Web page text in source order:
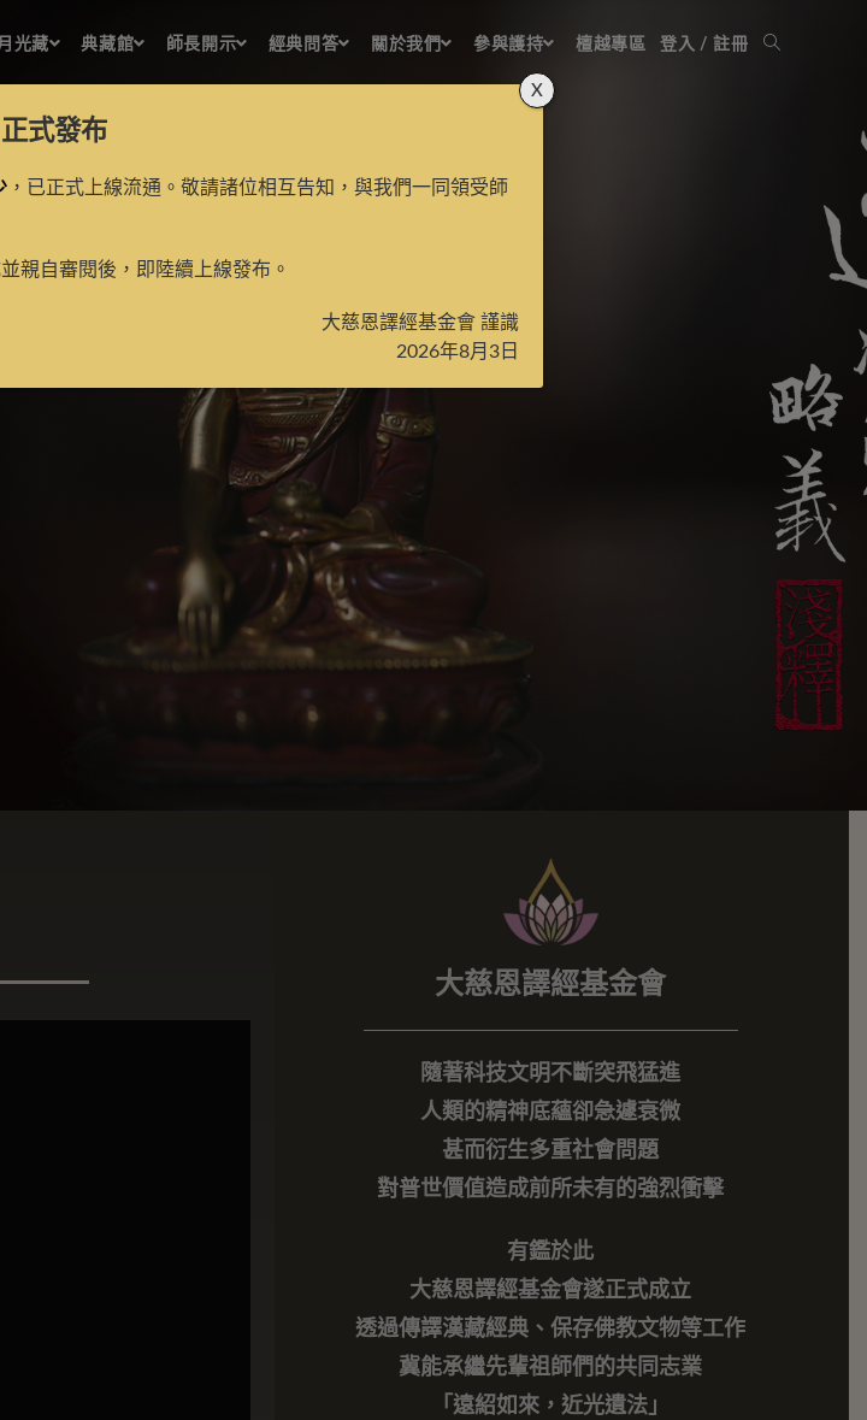
光藏 典藏館 師長開示 經典問答 關於我們 參與護持 檀越專區 登入 / 註冊
大慈恩譯經基金會
隨著科技文明不斷突飛猛進
人類的精神底蘊卻急遽衰微
甚而衍生多重社會問題
對普世價值造成前所未有的強烈衝擊
有鑑於此
大慈恩譯經基金會遂正式成立
透過傳譯漢藏經典、保存佛教文物等工作
冀能承繼先輩祖師們的共同志業
「遠紹如來，近光遺法」
式發布
，已正式上線流通。敬請諸位相互告知，與我們一同領受師
親自審閱後，即陸續上線發布。
大慈恩譯經基金會 謹識
2026年8月3日
X